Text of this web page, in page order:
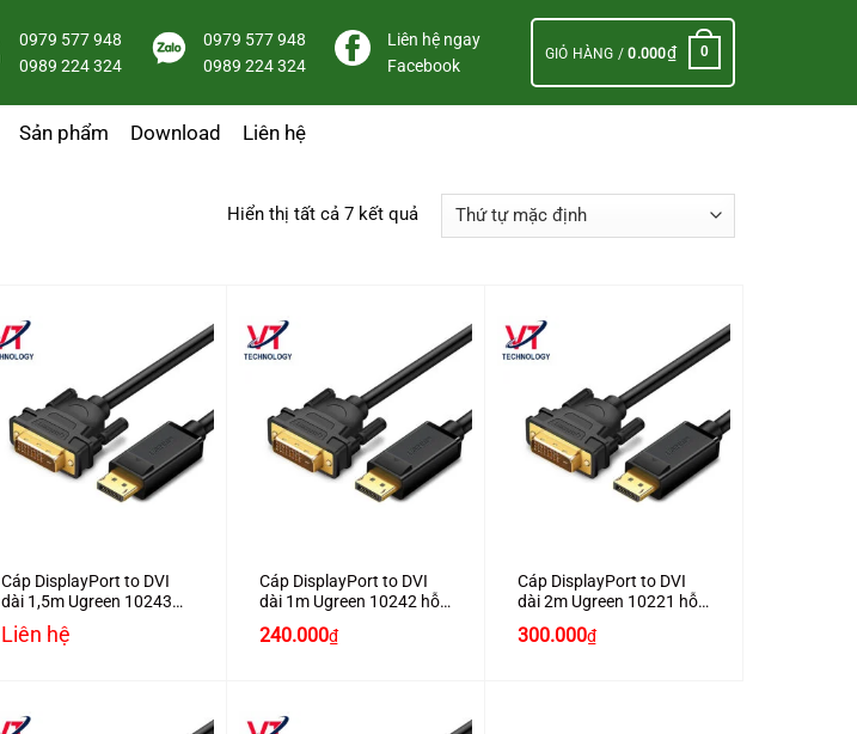
0979 577 948
0989 224 324
0979 577 948
0989 224 324
Liên hệ ngay
Facebook
GIỎ HÀNG /0.000₫ 0
Sản phẩm Download Liên hệ
Hiển thị tất cả 7 kết quả
Cáp DisplayPort to DVI
dài 1,5m Ugreen 10243
hỗ trợ Full HD1080
Liên hệ
Cáp DisplayPort to DVI
dài 1m Ugreen 10242 hỗ
240.000₫
Cáp DisplayPort to DVI
dài 2m Ugreen 10221 hỗ
300.000₫